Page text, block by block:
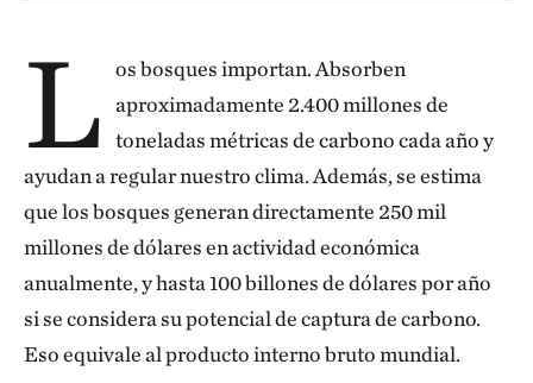
L
os bosques importan. Absorben
aproximadamente 2.400 millones de
toneladas métricas de carbono cada año y
ayudan a regular nuestro clima. Además, se estima
que los bosques generan directamente 250 mil
millones de dólares en actividad económica
anualmente, y hasta 100 billones de dólares por año
si se considera su potencial de captura de carbono.
Eso equivale al producto interno bruto mundial.